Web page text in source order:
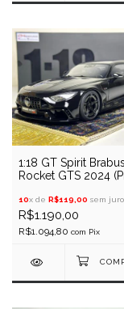
1:18 GT Spirit Brabus
Rocket GTS 2024
10x de R$119,00 sem
R$1.190,00
R$1.094,80 com Pix